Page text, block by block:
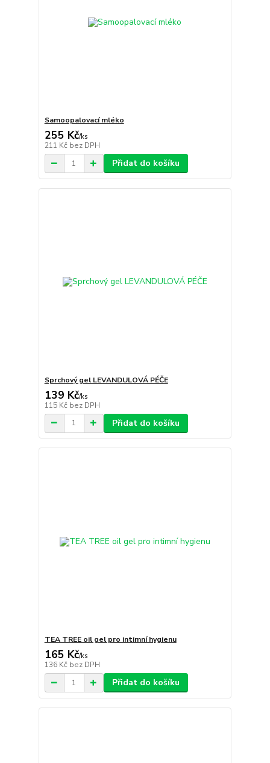
Samoopalovací mléko
255 Kč/ks
211 Kč bez DPH
Přidat do košíku
Sprchový gel LEVANDULOVÁ PÉČE
139 Kč/ks
115 Kč bez DPH
Přidat do košíku
TEA TREE oil gel pro intimní hygienu
165 Kč/ks
136 Kč bez DPH
Přidat do košíku